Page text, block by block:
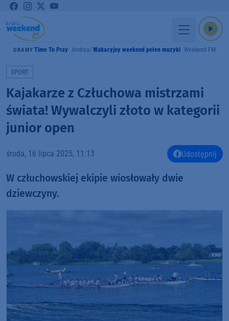
GRAMY Time To Pray Andrea Wakacyjny weekend pełen muzyki Weekend FM
SPORT
Kajakarze z Człuchowa mistrzami
świata! Wywalczyli złoto w kategorii
junior open
środa, 16 lipca 2025, 11:13 Udostępnij
W człuchowskiej ekipie wiosłowały dwie
dziewczyny.